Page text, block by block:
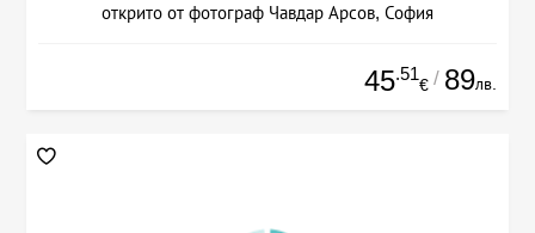
открито от фотограф Чавдар Арсов, София
45.51
€ / 89лв.